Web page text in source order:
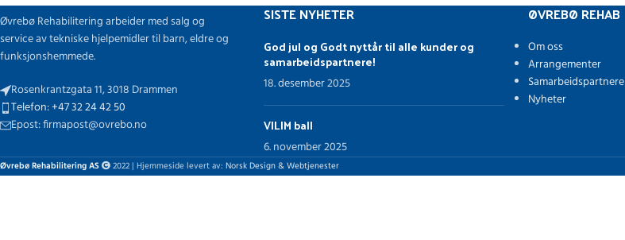
Øvrebø Rehabilitering arbeider med salg og
service av tekniske hjelpemidler til barn, eldre og
funksjonshemmede.
Rosenkrantzgata 11, 3018 Drammen
Telefon: +47 32 24 42 50
Epost: firmapost@ovrebo.no
SISTE NYHETER
God jul og Godt nyttår til alle kunder og
samarbeidspartnere!
18. desember 2025
VILIM ball
6. november 2025
ØVREBØ REHAB
Om oss
Arrangementer
Samarbeidspartnere
Nyheter
Øvrebø Rehabilitering AS 2022 | Hjemmeside levert av: Norsk Design & Webtjenester